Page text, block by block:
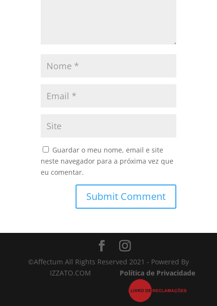
Guardar o meu nome, email e site
neste navegador para a próxima vez que
eu comentar.
©Affectum All Rights Reserved 2021 - Powered By
IZZATO.COM
Política de Privacidade